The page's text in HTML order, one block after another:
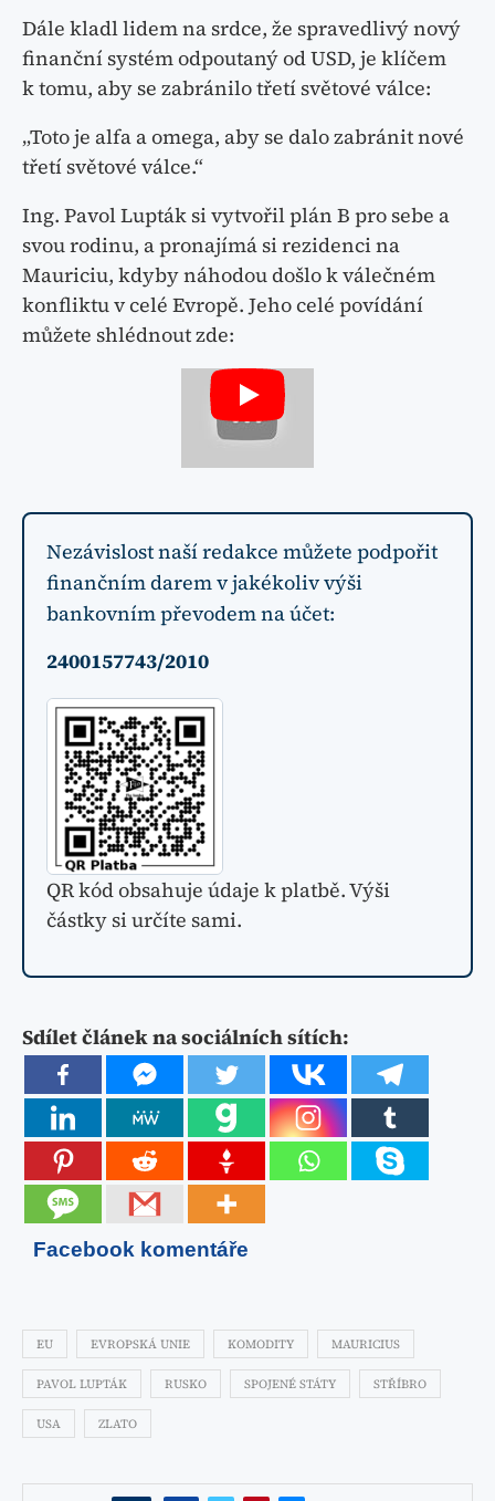
Dále kladl lidem na srdce, že spravedlivý nový
finanční systém odpoutaný od USD, je klíčem
k tomu, aby se zabránilo třetí světové válce:
„Toto je alfa a omega, aby se dalo zabránit nové
třetí světové válce.“
Ing. Pavol Lupták si vytvořil plán B pro sebe a
svou rodinu, a pronajímá si rezidenci na
Mauriciu, kdyby náhodou došlo k válečném
konfliktu v celé Evropě. Jeho celé povídání
můžete shlédnout zde:
Nezávislost naší redakce můžete podpořit
finančním darem v jakékoliv výši
bankovním převodem na účet:
2400157743/2010
QR kód obsahuje údaje k platbě. Výši
částky si určíte sami.
Sdílet článek na sociálních sítích:
Facebook komentáře
EU EVROPSKÁ UNIE KOMODITY MAURICIUS
PAVOL LUPTÁK RUSKO SPOJENÉ STÁTY STŘÍBRO
USA ZLATO